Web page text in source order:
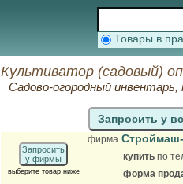
Товары в
Культиватор (садовый)
Садово-огородный инвентарь,
Запросить у
Запросить
у фирмы
выберите товар ниже
фирма
купить по
форма